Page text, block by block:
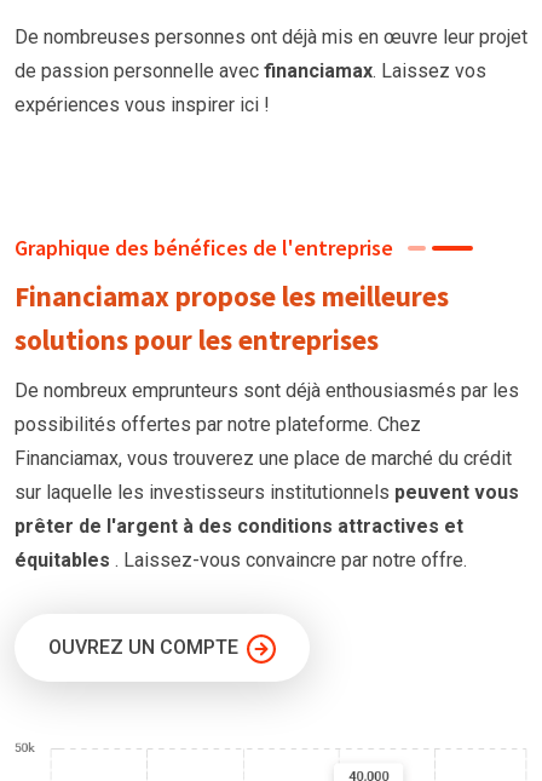
De nombreuses personnes ont déjà mis en œuvre leur projet
de passion personnelle avec financiamax. Laissez vos
expériences vous inspirer ici !
Graphique des bénéfices de l'entreprise
Financiamax propose les meilleures
solutions pour les entreprises
De nombreux emprunteurs sont déjà enthousiasmés par les
possibilités offertes par notre plateforme. Chez
Financiamax, vous trouverez une place de marché du crédit
sur laquelle les investisseurs institutionnels peuvent vous
prêter de l'argent à des conditions attractives et
équitables . Laissez-vous convaincre par notre offre.
OUVREZ UN COMPTE